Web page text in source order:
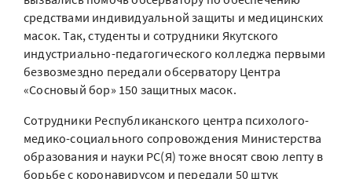
средствами индивидуальной защиты и медицинских
масок. Так, студенты и сотрудники Якутского
индустриально-педагогического колледжа первыми
безвозмездно передали обсерватору Центра
«Сосновый бор» 150 защитных масок.
Сотрудники Республиканского центра психолого-
медико-социального сопровождения Министерства
образования и науки РС(Я) тоже вносят свою лепту в
борьбе с коронавирусом и передали 50 штук